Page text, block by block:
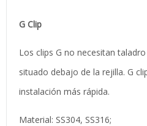
G Clip
Los clips G no necesitan
situado debajo de la rejilla. G
instalación más rápida.
Material: SS304, SS316;